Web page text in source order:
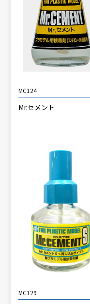
MC124
Mr.セメント
MC129